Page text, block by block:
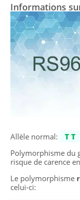
Informations
Allèle normal:
TT
Polymorphisme du
risque de carence
Le polymorphisme
celui-ci: